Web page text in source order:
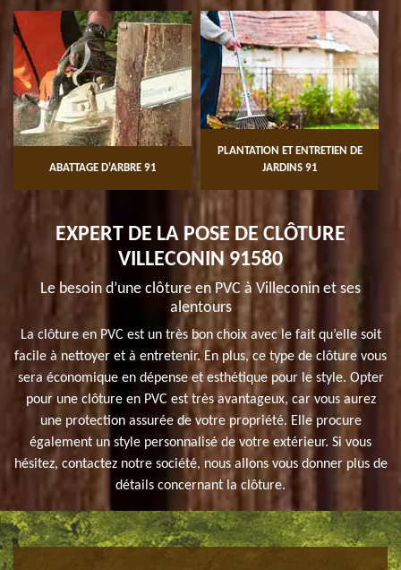
ABATTAGE D'ARBRE 91
PLANTATION ET ENTRETIEN DE
JARDINS 91
EXPERT DE LA POSE DE CLÔTURE
VILLECONIN 91580
Le besoin d’une clôture en PVC à Villeconin et ses
alentours
La clôture en PVC est un très bon choix avec le fait qu’elle soit
facile à nettoyer et à entretenir. En plus, ce type de clôture vous
sera économique en dépense et esthétique pour le style. Opter
pour une clôture en PVC est très avantageux, car vous aurez
une protection assurée de votre propriété. Elle procure
également un style personnalisé de votre extérieur. Si vous
hésitez, contactez notre société, nous allons vous donner plus de
détails concernant la clôture.